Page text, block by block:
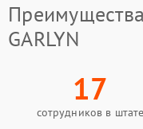
GARLYN
17
сотрудников в штате